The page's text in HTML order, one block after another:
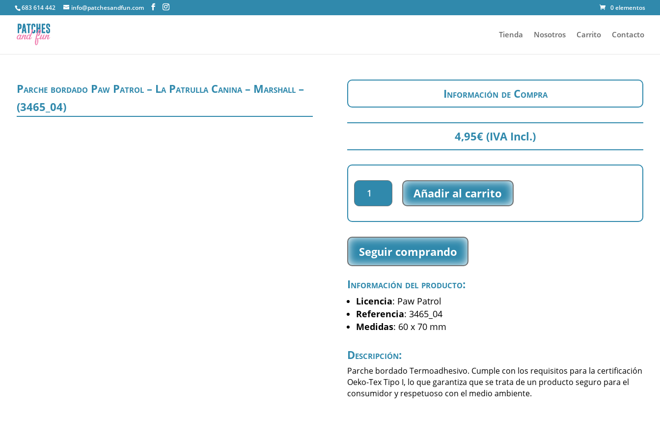
683 614 442 info@patchesandfun.com 0 elementos
Tienda Nosotros Carrito Contacto
Parche bordado Paw Patrol – La Patrulla Canina – Marshall –
(3465_04)
Información de Compra
4,95€ (IVA Incl.)
Parche
bordado
Paw
Patrol
La
Patrulla
Canina
Marshall
-
(3465_04)
cantidad
Añadir al carrito
Seguir comprando
Información del producto:
Licencia: Paw Patrol
Referencia: 3465_04
Medidas: 60 x 70 mm
Descripción:
Parche bordado Termoadhesivo. Cumple con los requisitos para la certificación
Oeko-Tex Tipo I, lo que garantiza que se trata de un producto seguro para el
consumidor y respetuoso con el medio ambiente.